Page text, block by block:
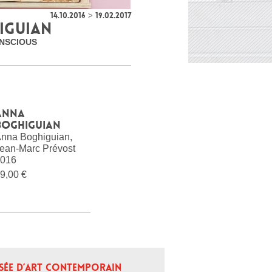
14.10.2016 > 19.02.2017
Boghiguian,
Marc Prévost
€
D’ART CONTEMPORAIN